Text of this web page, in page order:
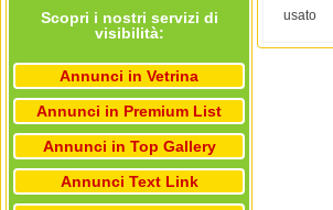
Scopri i nostri servizi di
visibilità:
Annunci in Vetrina
Annunci in Premium List
Annunci in Top Gallery
Annunci Text Link
usato